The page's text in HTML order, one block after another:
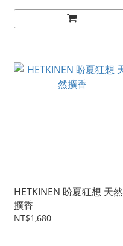
HETKINEN 盼夏狂想 天然
擴香
NT$1,680